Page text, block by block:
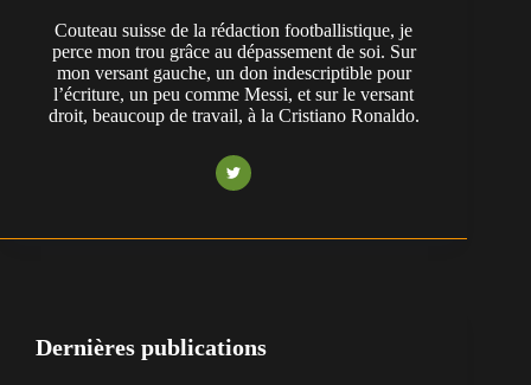
Couteau suisse de la rédaction footballistique, je
perce mon trou grâce au dépassement de soi. Sur
mon versant gauche, un don indescriptible pour
l’écriture, un peu comme Messi, et sur le versant
droit, beaucoup de travail, à la Cristiano Ronaldo.
Dernières publications